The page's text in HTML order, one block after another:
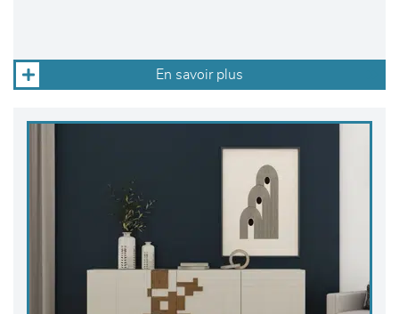
En savoir plus